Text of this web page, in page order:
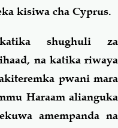
kisiwa cha Cyprus.
shughuli za
na katika riwaya
pwani mara
Haraam alianguka
amempanda na